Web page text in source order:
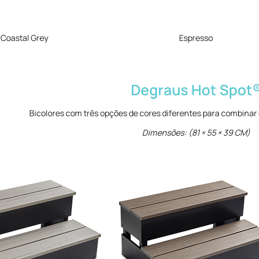
Coastal Grey Espresso
Degraus Hot
Bicolores com três opções de cores diferentes para combinar
Dimensões: (81 × 55 × 39 CM)